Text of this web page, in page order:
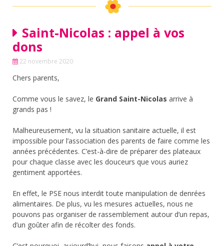
Saint-Nicolas : appel à vos
dons
22 novembre 2020
Chers parents,
Comme vous le savez, le Grand Saint-Nicolas arrive à
grands pas !
Malheureusement, vu la situation sanitaire actuelle, il est
impossible pour l’association des parents de faire comme les
années précédentes. C’est-à-dire de préparer des plateaux
pour chaque classe avec les douceurs que vous auriez
gentiment apportées.
En effet, le PSE nous interdit toute manipulation de denrées
alimentaires. De plus, vu les mesures actuelles, nous ne
pouvons pas organiser de rassemblement autour d’un repas,
d’un goûter afin de récolter des fonds.